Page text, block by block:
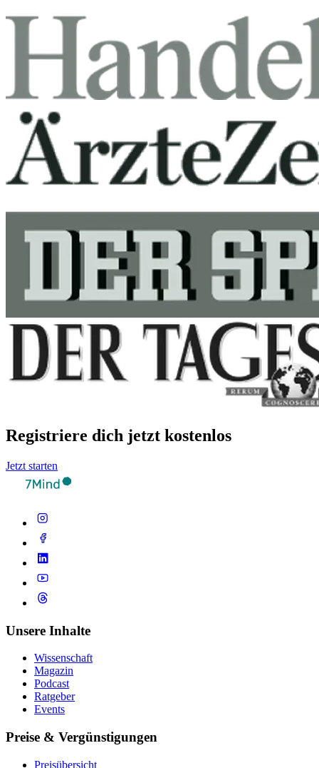
Registriere dich jetzt kostenlos
Jetzt starten
Unsere Inhalte
Wissenschaft
Magazin
Podcast
Ratgeber
Events
Preise & Vergünstigungen
Preisübersicht